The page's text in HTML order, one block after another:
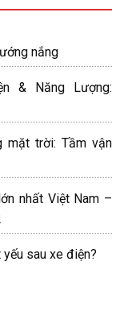
nắng
& Năng Lượng:
mặt trời: Tầm vận
nhất Việt Nam –
sau xe điện?